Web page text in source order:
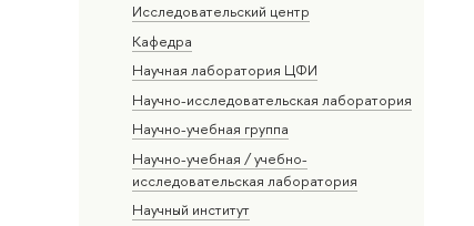
Исследовательский центр
Кафедра
Научная лаборатория ЦФИ
Научно-исследовательская лаборатория
Научно-учебная группа
Научно-учебная / учебно-
исследовательская лаборатория
Научный институт